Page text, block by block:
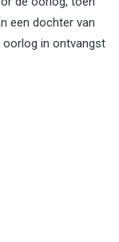
een dochter van
oorlog in ontvangst